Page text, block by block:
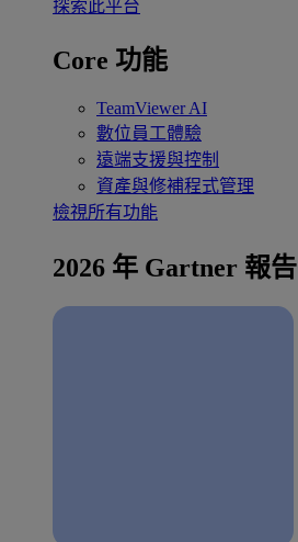
探索此平台
Core 功能
TeamViewer AI
數位員工體驗
遠端支援與控制
資產與修補程式管理
檢視所有功能
2026 年 Gartner 報告